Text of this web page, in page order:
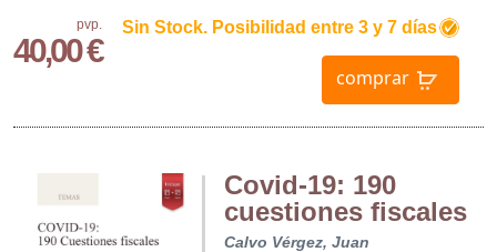
pvp.
40,00 €
Sin Stock. Posibilidad entre 3 y 7 días
comprar
Covid-19: 190
cuestiones fiscales
Calvo Vérgez, Juan